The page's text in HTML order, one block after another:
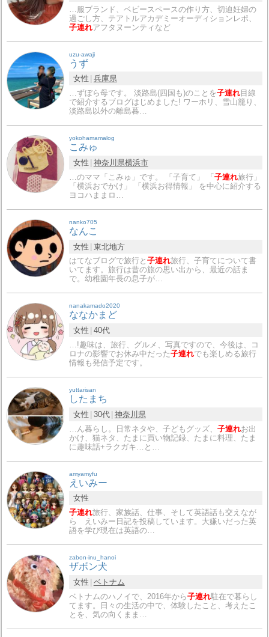
…服ブランド、ベビースペースの作り方、切迫妊婦の
過ごし方、テアトルアカデミーオーディションレポ、
子連れアフタヌーンティなど
uzu-awaji
うず
女性 兵庫県
…ずぼら母です。 淡路島(四国も)のことを子連れ 目線
で紹介するブログはじめました! ワーホリ、雪山籠り、
淡路島以外の離島暮…
yokohamamalog
こみゅ
女性 神奈川県横浜市
…のママ「こみゅ」です。 「子育て」 「子連れ旅行」
「横浜おでかけ」 「横浜お得情報」 を中心に紹介する
ヨコハままロ…
nanko705
なんこ
女性 東北地方
はてなブログで旅行と子連れ旅行、子育てについて書
いてます。旅行は昔の旅の思い出から、最近の話ま
で。幼稚園年長の息子が…
nanakamado2020
ななかまど
女性 40代
…!趣味は、旅行、グルメ、写真ですので、今後は、コ
ロナの影響でお休み中だった子連れでも楽しめる旅行
情報も発信予定です。
yuttarisan
したまち
女性 30代 神奈川県
…ん暮らし。日常ネタや、子どもグッズ、子連れお出
かけ、猫ネタ、たまに買い物記録、たまに料理、たま
に趣味話+ラクガキ…と…
amyamyfu
えいみー
女性
子連れ旅行、家族話、仕事、そして英語話も交えなが
ら えいみー日記を投稿しています。大嫌いだった英
語を学び現在は英語の…
zabon-inu_hanoi
ザボン犬
女性 ベトナム
ベトナムのハノイで、2016年から子連れ駐在で暮らし
てます。日々の生活の中で、体験したこと、考えたこ
とを、気の向くまま…